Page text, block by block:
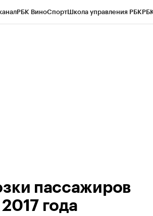
РБК ВиноСпортШкола управления РБК
пассажиров
года